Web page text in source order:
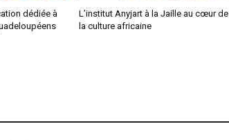
dédiée à
L’institut Anyjart à la Jaille au cœur de
la culture africaine